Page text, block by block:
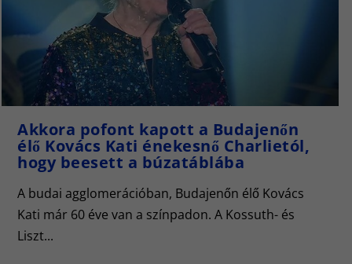
Akkora pofont kapott a Budajenőn
élő Kovács Kati énekesnő Charlietól,
hogy beesett a búzatáblába
A budai agglomerációban, Budajenőn élő Kovács
Kati már 60 éve van a színpadon. A Kossuth- és
Liszt...